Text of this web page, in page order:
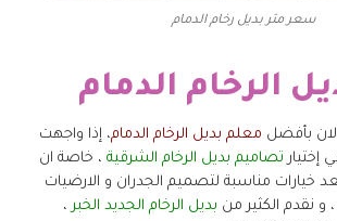
سعر متر بديل رخام الدمام
الرخام الدمام
بأفضل معلم بديل الرخام الدمام، إذا واجهت
تصاميم بديل الرخام الشرقية ، خاصة ان
خيارات مناسبة لتصميم الجدران و الارضيات
نقدم الكثير من بديل الرخام الجديد الخبر،